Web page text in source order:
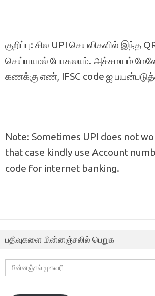
குறிப்பு: சில UPI செயலிகளில் இந்த
செய்யாமல் போகலாம். அச்சமயம்
கணக்கு எண், IFSC code ஐ
Note: Sometimes UPI does not
that case kindly use Account
code for internet banking.
பதிவுகளை மின்னஞ்சலில் பெறுக
மின்னஞ்சல்
முகவரி